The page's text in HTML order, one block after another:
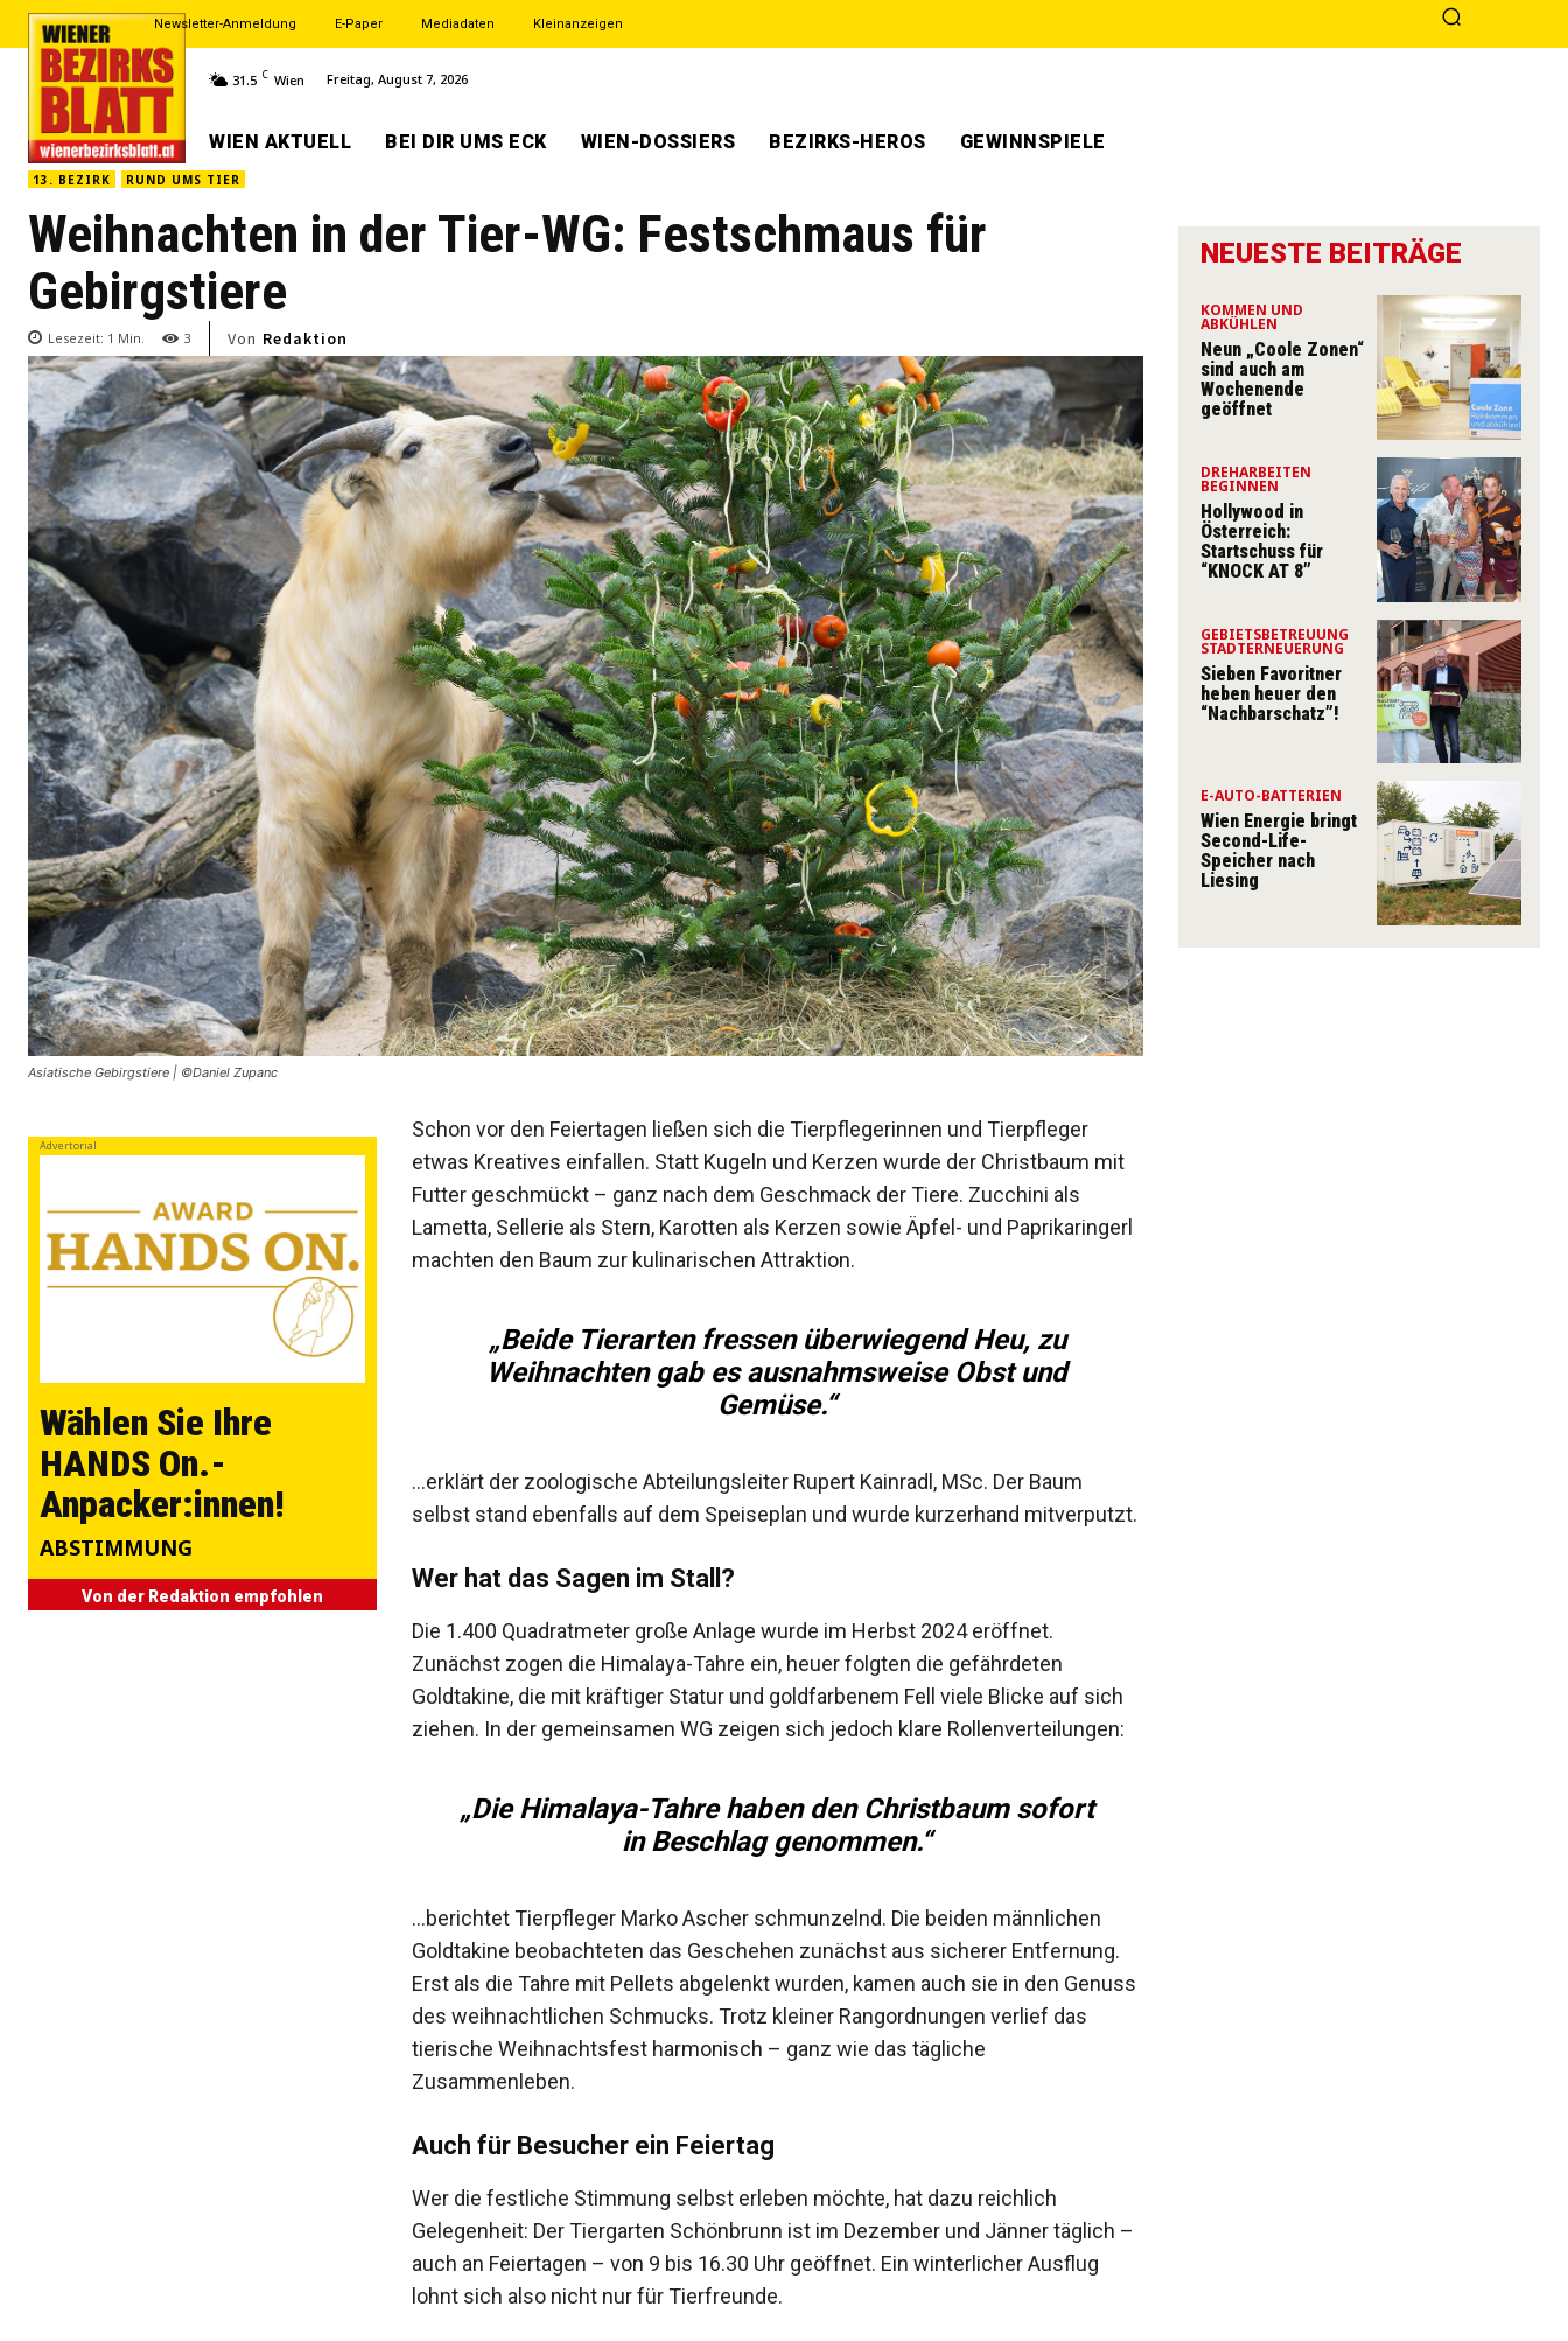
Newsletter-Anmeldung E-Paper Mediadaten Kleinanzeigen
31.5 C Wien Freitag, August 7, 2026
WIEN AKTUELL BEI DIR UMS ECK WIEN-DOSSIERS BEZIRKS-HEROS GEWINNSPIELE
13. BEZIRK RUND UMS TIER
Weihnachten in der Tier-WG: Festschmaus für
Gebirgstiere
Lesezeit: 1 Min. 3 Von Redaktion
Asiatische Gebirgstiere | ©Daniel Zupanc
Advertorial
Wählen Sie Ihre
HANDS On.-
Anpacker:innen!
ABSTIMMUNG
Von der Redaktion empfohlen
Schon vor den Feiertagen ließen sich die Tierpflegerinnen und Tierpfleger
etwas Kreatives einfallen. Statt Kugeln und Kerzen wurde der Christbaum mit
Futter geschmückt – ganz nach dem Geschmack der Tiere. Zucchini als
Lametta, Sellerie als Stern, Karotten als Kerzen sowie Äpfel- und Paprikaringerl
machten den Baum zur kulinarischen Attraktion.
„Beide Tierarten fressen überwiegend Heu, zu
Weihnachten gab es ausnahmsweise Obst und
Gemüse.“
…erklärt der zoologische Abteilungsleiter Rupert Kainradl, MSc. Der Baum
selbst stand ebenfalls auf dem Speiseplan und wurde kurzerhand mitverputzt.
Wer hat das Sagen im Stall?
Die 1.400 Quadratmeter große Anlage wurde im Herbst 2024 eröffnet.
Zunächst zogen die Himalaya-Tahre ein, heuer folgten die gefährdeten
Goldtakine, die mit kräftiger Statur und goldfarbenem Fell viele Blicke auf sich
ziehen. In der gemeinsamen WG zeigen sich jedoch klare Rollenverteilungen:
„Die Himalaya-Tahre haben den Christbaum sofort
in Beschlag genommen.“
…berichtet Tierpfleger Marko Ascher schmunzelnd. Die beiden männlichen
Goldtakine beobachteten das Geschehen zunächst aus sicherer Entfernung.
Erst als die Tahre mit Pellets abgelenkt wurden, kamen auch sie in den Genuss
des weihnachtlichen Schmucks. Trotz kleiner Rangordnungen verlief das
tierische Weihnachtsfest harmonisch – ganz wie das tägliche
Zusammenleben.
Auch für Besucher ein Feiertag
Wer die festliche Stimmung selbst erleben möchte, hat dazu reichlich
Gelegenheit: Der Tiergarten Schönbrunn ist im Dezember und Jänner täglich –
auch an Feiertagen – von 9 bis 16.30 Uhr geöffnet. Ein winterlicher Ausflug
lohnt sich also nicht nur für Tierfreunde.
NEUESTE BEITRÄGE
KOMMEN UND
ABKÜHLEN
Neun „Coole Zonen“
sind auch am
Wochenende
geöffnet
DREHARBEITEN
BEGINNEN
Hollywood in
Österreich:
Startschuss für
“KNOCK AT 8”
GEBIETSBETREUUNG
STADTERNEUERUNG
Sieben Favoritner
heben heuer den
“Nachbarschatz”!
E-AUTO-BATTERIEN
Wien Energie bringt
Second-Life-
Speicher nach
Liesing